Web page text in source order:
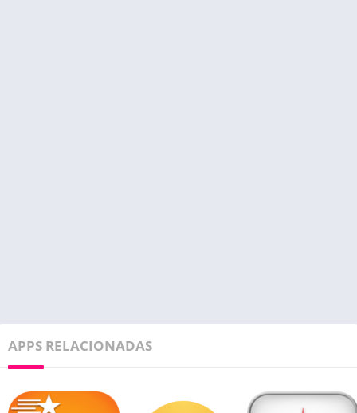
APPS RELACIONADAS